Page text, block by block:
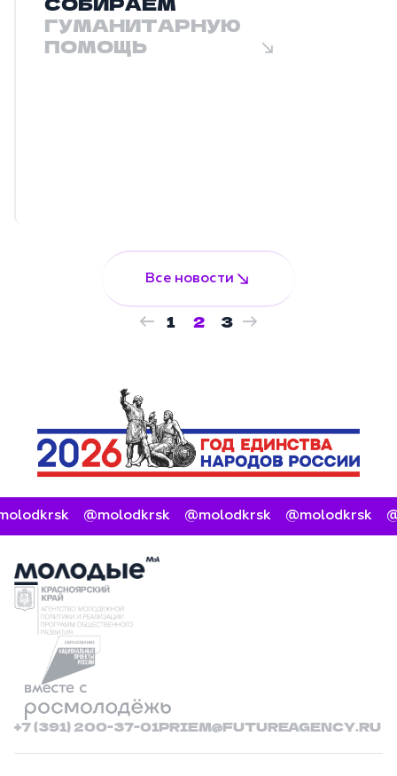
ГУМАНИТАРНУЮ
ПОМОЩЬ
Все новости
1 2 3
@molodkrsk @molodkrsk @molodkrsk
+7 (391) 200-37-01PRIEM@FUTUREAGENCY.RU